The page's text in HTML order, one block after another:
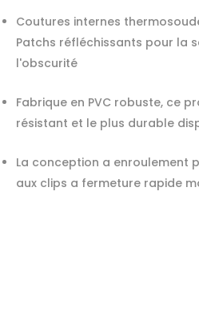
Coutures internes
Patchs réfléchissants pour la
l'obscurité
Fabrique en PVC robuste, ce
résistant et le plus durable
La conception a enroulement
aux clips a fermeture rapide